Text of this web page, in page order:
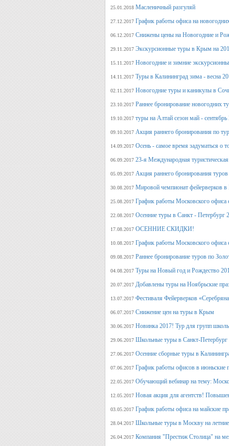
25.01.2018 Масленичный разгуляй
27.12.2017 График работы офиса на
06.12.2017 Снижены цены на Новогодние и
29.11.2017 Экскурсионные туры в Крым на
15.11.2017 Новогодние и зимние
14.11.2017 Туры в Калининград зима - весна
02.11.2017 Новогодние туры и каникулы в
23.10.2017 Раннее бронирование новогодних
19.10.2017 туры на Алтай сезон май - сентябрь
09.10.2017 Акция раннего бронирования по
14.09.2017 Осень - самое время задуматься о
06.09.2017 23-я Международная
05.09.2017 Акция раннего бронирования
30.08.2017 Мировой чемпионат фейерверков в
25.08.2017 График работы Московского офиса
22.08.2017 Осенние туры в Санкт - Петербург
17.08.2017 ОСЕННИЕ СКИДКИ!
10.08.2017 График работы Московского офиса
09.08.2017 Раннее бронирование туров по
04.08.2017 Туры на Новый год и Рождество
20.07.2017 Добавлены туры на Ноябрьские
13.07.2017 Фестиваля Фейерверков
06.07.2017 Снижение цен на туры в Крым
30.06.2017 Новинка 2017! Тур для групп
29.06.2017 Школьные туры в Санкт-Петербург
27.06.2017 Осенние сборные туры в
07.06.2017 График работы офисов в июньские
22.05.2017 Обучающий вебинар на тему:
12.05.2017 Новая акция для агентств!
03.05.2017 График работы офиса на майские
28.04.2017 Школьные туры в Москву на
26.04.2017 Компания "Престиж Столица" на